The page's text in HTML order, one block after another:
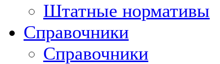
Штатные нормативы
Справочники
Справочники